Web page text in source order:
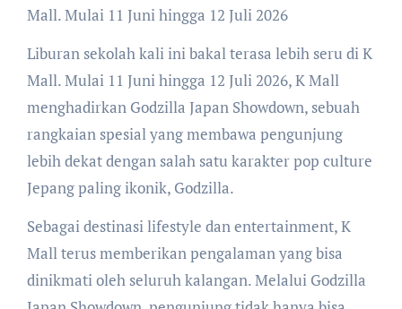
Mall. Mulai 11 Juni hingga 12 Juli 2026
Liburan sekolah kali ini bakal terasa lebih seru di K
Mall. Mulai 11 Juni hingga 12 Juli 2026, K Mall
menghadirkan Godzilla Japan Showdown, sebuah
rangkaian spesial yang membawa pengunjung
lebih dekat dengan salah satu karakter pop culture
Jepang paling ikonik, Godzilla.
Sebagai destinasi lifestyle dan entertainment, K
Mall terus memberikan pengalaman yang bisa
dinikmati oleh seluruh kalangan. Melalui Godzilla